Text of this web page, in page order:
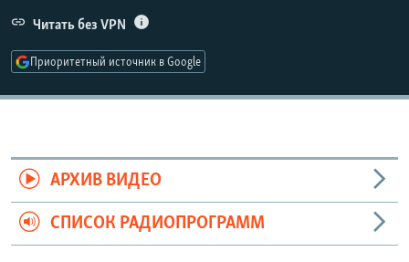
СОЦИАЛЬНЫЕ СЕТИ
Читать без VPN
Приоритетный источник в Google
АРХИВ ВИДЕО
СПИСОК РАДИОПРОГРАММ